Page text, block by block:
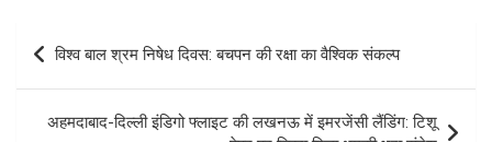
Post
navigation
विश्व बाल श्रम निषेध दिवस: बचपन की रक्षा का वैश्विक संकल्प
अहमदाबाद-दिल्ली इंडिगो फ्लाइट की लखनऊ में इमरजेंसी लैंडिंग: टिशू